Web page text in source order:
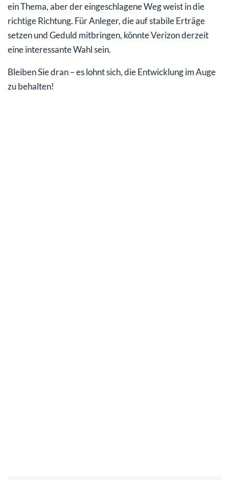
ein Thema, aber der eingeschlagene Weg weist in die
richtige Richtung. Für Anleger, die auf stabile Erträge
setzen und Geduld mitbringen, könnte Verizon derzeit
eine interessante Wahl sein.
Bleiben Sie dran – es lohnt sich, die Entwicklung im Auge
zu behalten!